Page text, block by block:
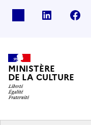
linkedin
MINISTÈRE
DE LA CULTURE